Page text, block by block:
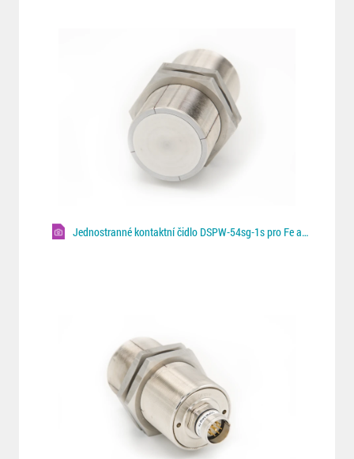
Jednostranné kontaktní čidlo DSPW-54sg-1s pro Fe a NF plechy